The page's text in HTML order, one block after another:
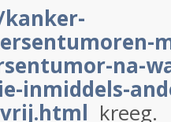
na-
inmiddels-
kreeg.